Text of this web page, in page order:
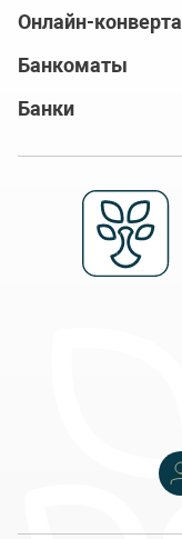
Онлайн-
Банкоматы
Банки